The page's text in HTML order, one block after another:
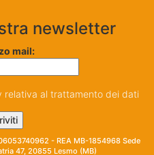
newsletter
mail:
relativa al trattamento dei dati
- REA MB-1854968 Sede
47, 20855 Lesmo (MB)